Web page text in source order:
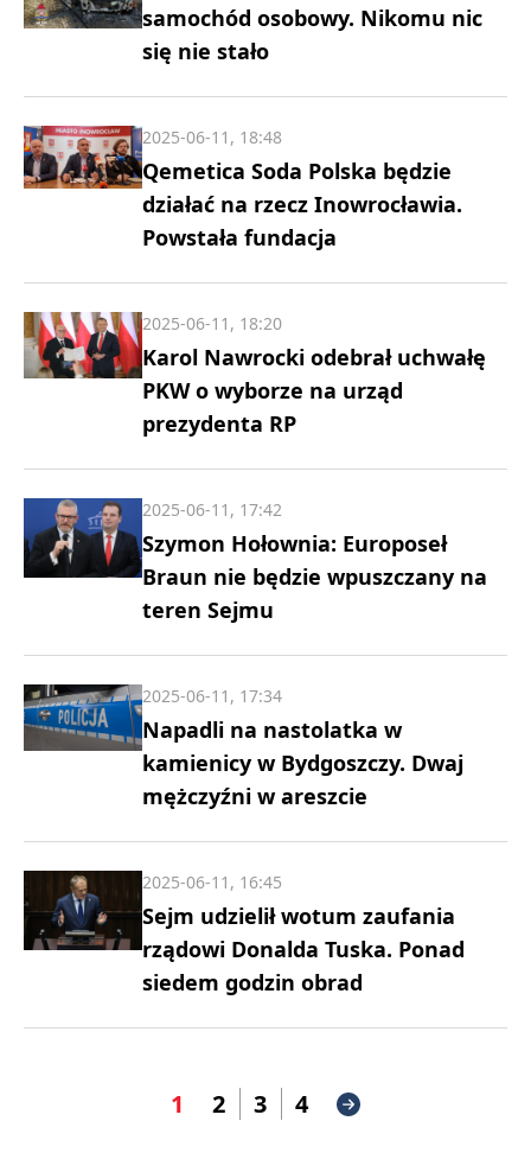
samochód osobowy. Nikomu nic
się nie stało
Qemetica Soda Polska będzie
działać na rzecz Inowrocławia.
Powstała fundacja
2025-06-11, 18:48
Karol Nawrocki odebrał uchwałę
PKW o wyborze na urząd
prezydenta RP
2025-06-11, 18:20
Szymon Hołownia: Europoseł
Braun nie będzie wpuszczany na
teren Sejmu
2025-06-11, 17:42
Napadli na nastolatka w
kamienicy w Bydgoszczy. Dwaj
mężczyźni w areszcie
2025-06-11, 17:34
Sejm udzielił wotum zaufania
rządowi Donalda Tuska. Ponad
siedem godzin obrad
2025-06-11, 16:45
1 2 3 4